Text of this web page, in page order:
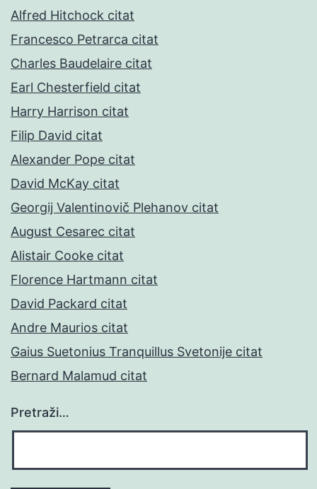
Alfred Hitchock citat
Francesco Petrarca citat
Charles Baudelaire citat
Earl Chesterfield citat
Harry Harrison citat
Filip David citat
Alexander Pope citat
David McKay citat
Georgij Valentinovič Plehanov citat
August Cesarec citat
Alistair Cooke citat
Florence Hartmann citat
David Packard citat
Andre Maurios citat
Gaius Suetonius Tranquillus Svetonije citat
Bernard Malamud citat
Pretraži…